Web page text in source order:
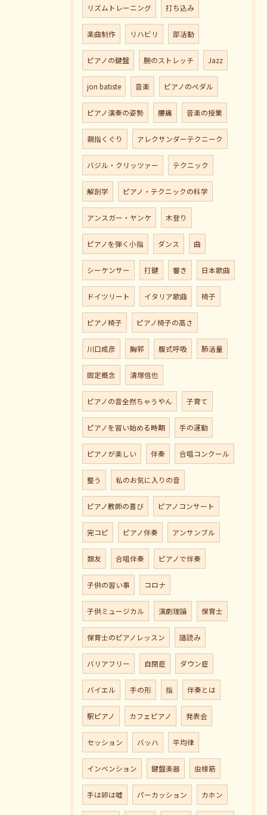
リズムトレーニング 打ち込み
楽曲制作 リハビリ 部活動
ピアノの鍵盤 腕のストレッチ Jazz
jon batiste 音楽 ピアノのペダル
ピアノ演奏の姿勢 腰痛 音楽の授業
親指くぐり アレクサンダーテクニーク
バジル・クリッツァー テクニック
解剖学 ピアノ・テクニックの科学
アンスガー・ヤンケ 木登り
ピアノを弾く小指 ダンス 曲
シーケンサー 打鍵 響き 日本歌曲
ドイツリート イタリア歌曲 椅子
ピアノ椅子 ピアノ椅子の高さ
川口成彦 胸郭 腹式呼吸 肺活量
固定概念 清塚信也
ピアノの音全然ちゃうやん 子育て
ピアノを習い始める時期 手の運動
ピアノが楽しい 伴奏 合唱コンクール
整う 私のお気に入りの音
ピアノ教師の喜び ピアノコンサート
完コピ ピアノ伴奏 アンサンブル
類友 合唱伴奏 ピアノで伴奏
子供の習い事 コロナ
子供ミュージカル 演劇理論 保育士
保育士のピアノレッスン 譜読み
バリアフリー 自閉症 ダウン症
バイエル 手の形 指 伴奏とは
駅ピアノ カフェピアノ 発表会
セッション バッハ 平均律
インベンション 鍵盤楽器 虫様筋
手は卵は嘘 パーカッション カホン